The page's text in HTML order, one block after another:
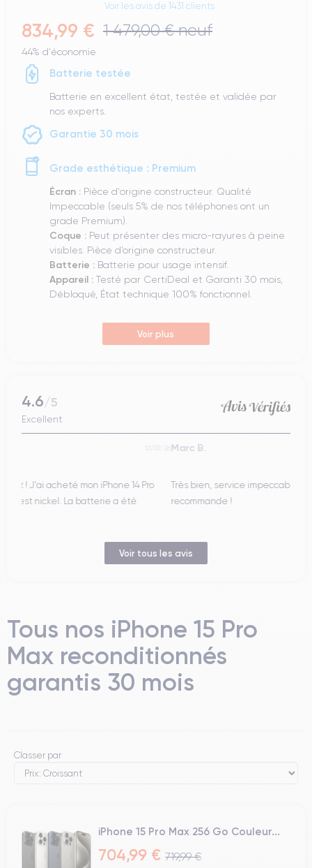
Voir les avis de 1431 clients
834,99 € 1 479,00 € neuf
44% d'économie
Batterie testée
Batterie en excellent état, testée et validée par
nos experts.
Garantie 30 mois
Grade esthétique : Premium
Écran : Pièce d'origine constructeur. Qualité
Impeccable (seuls 5% de nos téléphones ont un
grade Premium).
Coque : Peut présenter des micro-rayures à peine
visibles. Pièce d’origine constructeur.
Batterie : Batterie pour usage intensif.
Appareil : Testé par CertiDeal et Garanti 30 mois,
Débloqué, État technique 100% fonctionnel.
Voir plus
4.6/5
Excellent
Très bien, service impeccable, satisfait de mon achat. Je
recommande !
Voir tous les avis
Tous nos iPhone 15 Pro
Max reconditionnés
garantis 30 mois
Classer par
iPhone 15 Pro Max 256 Go Couleur...
704,99 € 719,99 €